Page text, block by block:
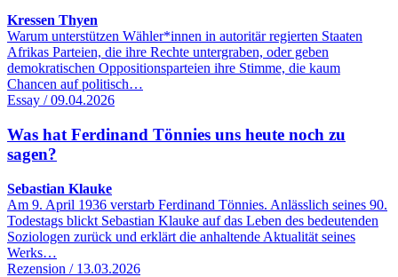
Kressen Thyen
Warum unterstützen Wähler*innen in autoritär regierten Staaten
Afrikas Parteien, die ihre Rechte untergraben, oder geben
demokratischen Oppositionsparteien ihre Stimme, die kaum
Chancen auf politisch…
Essay / 09.04.2026
Was hat Ferdinand Tönnies uns heute noch zu
sagen?
Sebastian Klauke
Am 9. April 1936 verstarb Ferdinand Tönnies. Anlässlich seines 90.
Todestags blickt Sebastian Klauke auf das Leben des bedeutenden
Soziologen zurück und erklärt die anhaltende Aktualität seines
Werks…
Rezension / 13.03.2026